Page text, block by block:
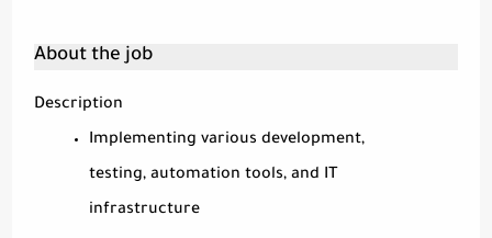
About the job
Description
Implementing various development,
testing, automation tools, and IT
infrastructure